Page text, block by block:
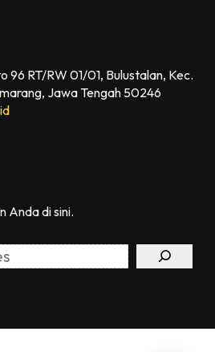
96 RT/RW 01/01, Bulustalan, Kec.
Jawa Tengah 50246
Anda di sini.